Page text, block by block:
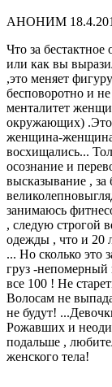
АНОНИМ
Что за
или как вы
,это меняет
бесповоротно и
менталитет
окружающих) .Это
женщина-женщина
восхищались...
осознание и
высказывание ,
занимаюсь
, следую строгой
одежды , что и 20
... Но сколько это
груз -непомерный
все 100 ! Не
Волосам не
не будут!
Рожавших и
подальше ,
женского тела!